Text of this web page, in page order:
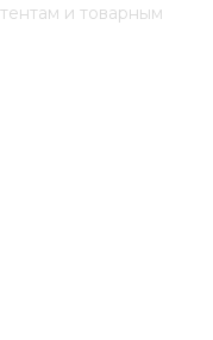
и товарным